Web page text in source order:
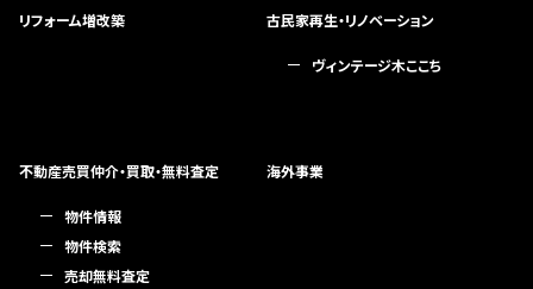
リフォーム増改築 古民家再生・リノベーション
ヴィンテージ木ここち
不動産売買仲介・買取・無料査定
物件情報
物件検索
売却無料査定
海外事業